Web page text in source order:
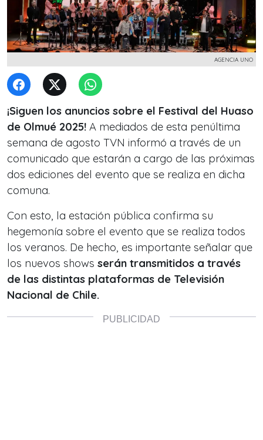
AGENCIA UNO
¡Siguen los anuncios sobre el Festival del Huaso
de Olmué 2025! A mediados de esta penúltima
semana de agosto TVN informó a través de un
comunicado que estarán a cargo de las próximas
dos ediciones del evento que se realiza en dicha
comuna.
Con esto, la estación pública confirma su
hegemonía sobre el evento que se realiza todos
los veranos. De hecho, es importante señalar que
los nuevos shows serán transmitidos a través
de las distintas plataformas de Televisión
Nacional de Chile.